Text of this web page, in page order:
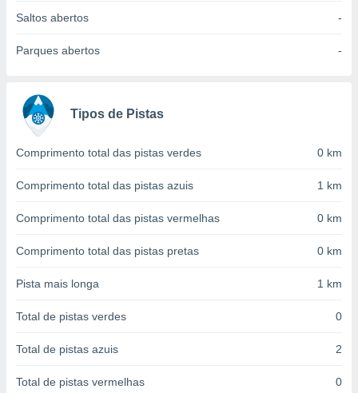
dados
através
estudos
de
Saltos abertos -
Parques abertos -
Tipos de Pistas
Comprimento total das pistas verdes 0 km
Comprimento total das pistas azuis 1 km
Comprimento total das pistas vermelhas 0 km
Comprimento total das pistas pretas 0 km
Pista mais longa 1 km
Total de pistas verdes 0
Total de pistas azuis 2
Total de pistas vermelhas 0